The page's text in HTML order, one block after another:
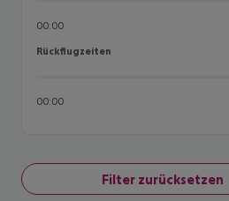
00:00
Rückflugzeiten
Rückflugzeiten
00:00
Filter zurücksetzen